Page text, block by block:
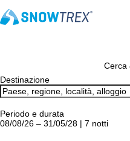
Cerca
Destinazione
Periodo e durata
08/08/26 – 31/05/28 | 7 notti